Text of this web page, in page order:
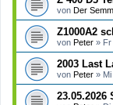
von Der
Z1000A2
von Peter » Fr
2003 Last
von Peter »
23.05.2026